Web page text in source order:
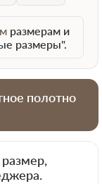
размерам и
размеры".
полотно